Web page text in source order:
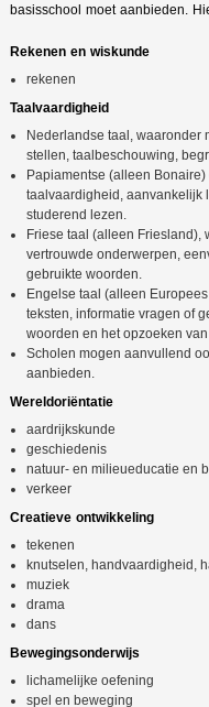
basisschool moet aanbieden.
Rekenen en wiskunde
rekenen
Taalvaardigheid
Nederlandse taal,
stellen, taalbeschouwing,
Papiamentse (alleen
taalvaardigheid, aanvankelijk
studerend lezen.
Friese taal (alleen Friesland),
vertrouwde onderwerpen,
gebruikte woorden.
Engelse taal (alleen
teksten, informatie vragen of
woorden en het opzoeken
Scholen mogen aanvullend
aanbieden.
Wereldoriëntatie
aardrijkskunde
geschiedenis
natuur- en milieueducatie en
verkeer
Creatieve ontwikkeling
tekenen
knutselen, handvaardigheid,
muziek
drama
dans
Bewegingsonderwijs
lichamelijke oefening
spel en beweging